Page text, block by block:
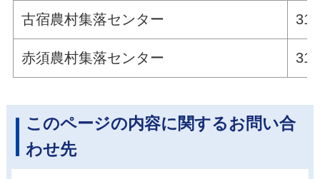
古宿農村集落センター
赤須農村集落センター
このページの内容に関するお問い合
わせ先